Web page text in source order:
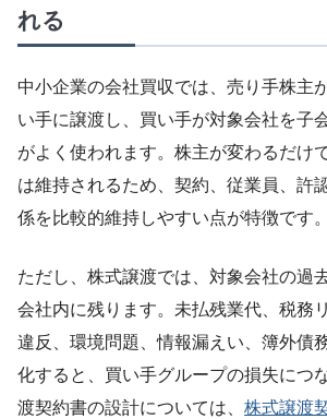
れる
中小企業の会社買収では、売り手株主
い手に譲渡し、買い手が対象会社を子
がよく使われます。株主が変わるだけ
は維持されるため、契約、従業員、許
係を比較的維持しやすい点が特徴です。
ただし、株式譲渡では、対象会社の過
会社内に残ります。未払残業代、税務
違反、環境問題、情報漏えい、簿外債
化すると、買い手グループの損失につ
渡契約書の設計については、 株式譲渡